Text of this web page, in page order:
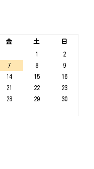
金 土
日
1
2
7 8
9
14 15
16
21 22
23
28 29
30